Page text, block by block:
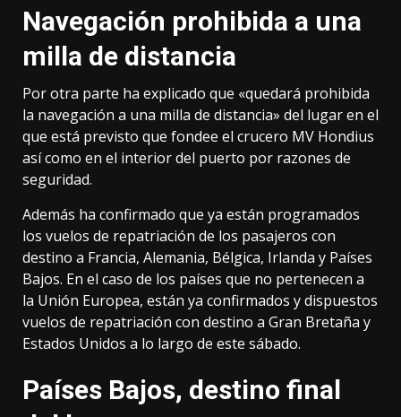
Navegación prohibida a una
milla de distancia
Por otra parte ha explicado que «quedará prohibida
la navegación a una milla de distancia» del lugar en el
que está previsto que fondee el crucero MV Hondius
así como en el interior del puerto por razones de
seguridad.
Además ha confirmado que ya están programados
los vuelos de repatriación de los pasajeros con
destino a Francia, Alemania, Bélgica, Irlanda y Países
Bajos. En el caso de los países que no pertenecen a
la Unión Europea, están ya confirmados y dispuestos
vuelos de repatriación con destino a Gran Bretaña y
Estados Unidos a lo largo de este sábado.
Países Bajos, destino final